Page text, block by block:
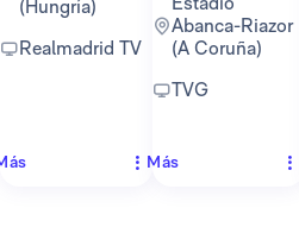
(Hungría)
Realmadrid TV
Abanca-Riazor
(A Coruña)
TVG
Más